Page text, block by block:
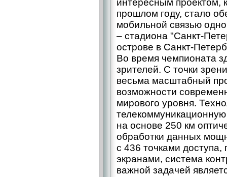
интересным проектом,
прошлом году, стало
мобильной связью
– стадиона "Санкт-
острове в Санкт-
Во время чемпионата
зрителей. С точки
весьма масштабный
возможности
мирового уровня.
на основе 250 км
обработки данных
с 436 точками
экранами, система
важной задачей